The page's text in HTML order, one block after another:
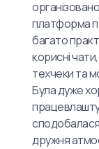
платформа
багато
корисні
техчеки та
Була дуже
дружня